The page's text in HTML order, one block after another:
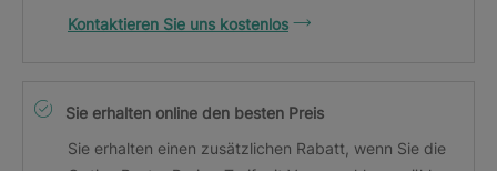
Kontaktieren Sie uns kostenlos
Sie erhalten online den besten Preis
Sie erhalten einen zusätzlichen Rabatt, wenn Sie die